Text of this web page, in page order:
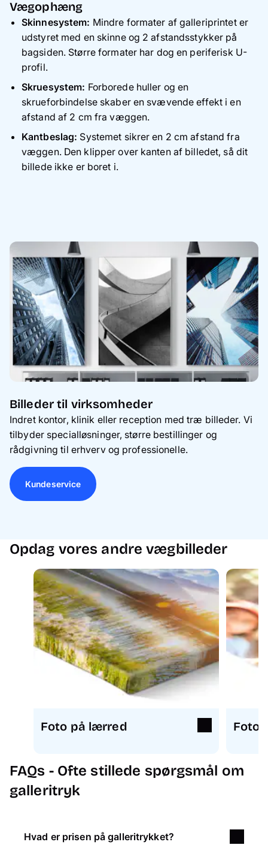
Vægophæng
Skinnesystem: Mindre formater af galleriprintet er
udstyret med en skinne og 2 afstandsstykker på
bagsiden. Større formater har dog en periferisk U-
profil.
Skruesystem: Forborede huller og en
skrueforbindelse skaber en svævende effekt i en
afstand af 2 cm fra væggen.
Kantbeslag: Systemet sikrer en 2 cm afstand fra
væggen. Den klipper over kanten af ​​billedet, så dit
billede ikke er boret i.
Billeder til virksomheder
Indret kontor, klinik eller reception med træ billeder. Vi
tilbyder specialløsninger, større bestillinger og
rådgivning til erhverv og professionelle.
Kundeservice
Opdag vores andre vægbilleder
Foto på lærred
FAQs - Ofte stillede spørgsmål om
galleritryk
Hvad er prisen på galleritrykket?